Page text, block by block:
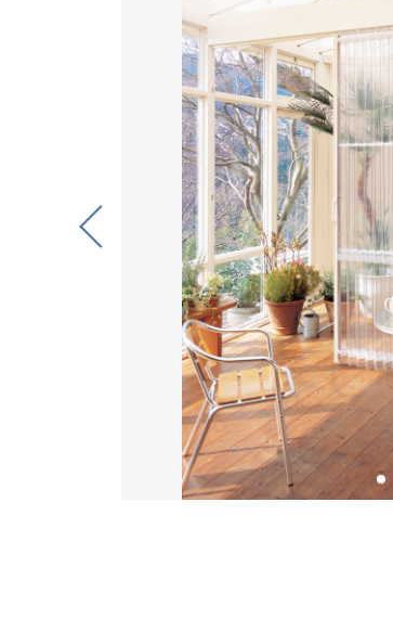
Previous